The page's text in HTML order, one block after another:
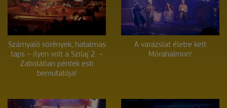
Szárnyaló sörények, hatalmas
taps – ilyen volt a Szilaj 2. –
Zabolátlan péntek esti
bemutatója!
A varázslat életre kelt
Mórahalmon!